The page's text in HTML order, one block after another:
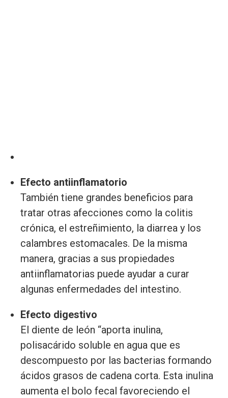
Efecto antiinflamatorio
También tiene grandes beneficios para
tratar otras afecciones como la colitis
crónica, el estreñimiento, la diarrea y los
calambres estomacales. De la misma
manera, gracias a sus propiedades
antiinflamatorias puede ayudar a curar
algunas enfermedades del intestino.
Efecto digestivo
El diente de león “aporta inulina,
polisacárido soluble en agua que es
descompuesto por las bacterias formando
ácidos grasos de cadena corta. Esta inulina
aumenta el bolo fecal favoreciendo el